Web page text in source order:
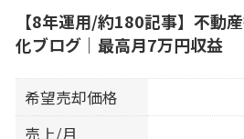
【8年運用/約180記事】不動
化ブログ｜最高月7万円収益
希望売却価格
売上/月